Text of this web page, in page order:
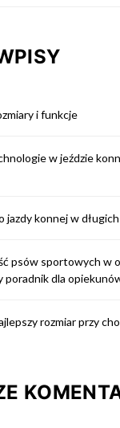
i funkcje
w jeździe
jazdy konnej w
psów sportowych w
poradnik dla
rozmiar przy